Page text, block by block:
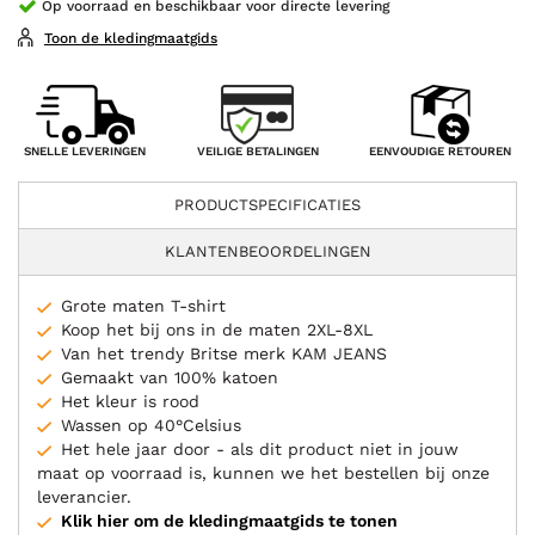
Op voorraad en beschikbaar voor directe levering
Toon de kledingmaatgids
SNELLE LEVERINGEN VEILIGE BETALINGEN EENVOUDIGE RETOUREN
PRODUCTSPECIFICATIES
KLANTENBEOORDELINGEN
Grote maten T-shirt
Koop het bij ons in de maten 2XL-8XL
Van het trendy Britse merk KAM JEANS
Gemaakt van 100% katoen
Het kleur is rood
Wassen op 40°Celsius
Het hele jaar door - als dit product niet in jouw
maat op voorraad is, kunnen we het bestellen bij onze
leverancier.
Klik hier om de kledingmaatgids te tonen